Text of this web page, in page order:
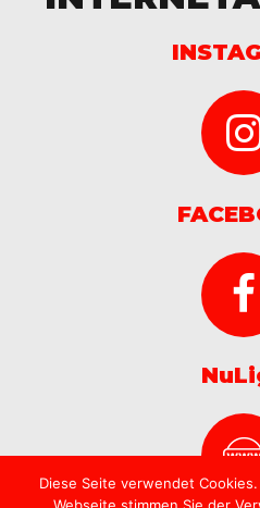
Diese Seite verwendet